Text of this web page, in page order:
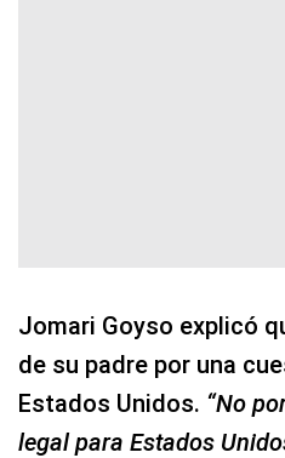
Jomari Goyso explicó
de su padre por una
Estados Unidos. “No
legal para Estados